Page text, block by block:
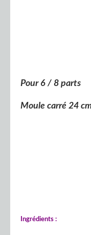
Pour 6 / 8 parts
Moule carré 24
Ingrédients :